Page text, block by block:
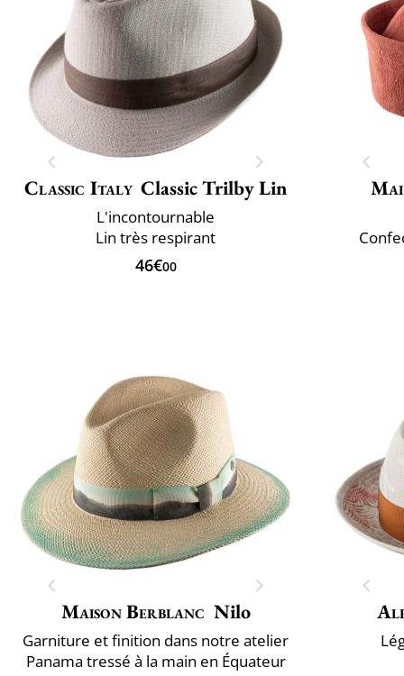
Classic Italy Classic Trilby Lin
L'incontournable
Lin très respirant
46€00
Maison Berblanc Nilo
Garniture et finition dans notre atelier
Panama tressé à la main en Équateur